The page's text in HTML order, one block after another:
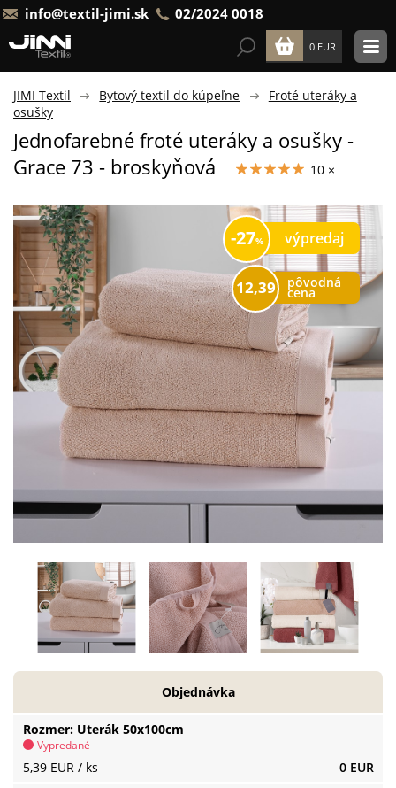
info@textil-jimi.sk 02/2024 0018
0 EUR
JIMI Textil Bytový textil do kúpeľne
Froté uteráky a
osušky
Jednofarebné froté uteráky a osušky -
Grace 73 - broskyňová
10 ×
výpredaj
27
pôvodná
cena
12,39
Rozmer Uterák 50x100cm
5,39 EUR / ks 0 EUR
Vypredané
Objednávka